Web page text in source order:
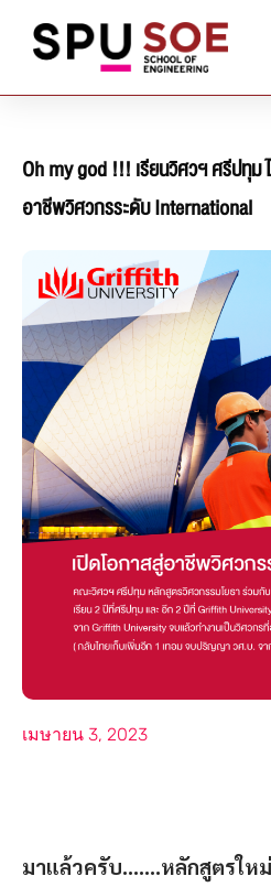
Oh my god !!! เรียนวิศวฯ ศรีปทุม
อาชีพวิศวกรระดับ International
เมษายน 3, 2023
มาแล้วครับ…….หลักสูตรให